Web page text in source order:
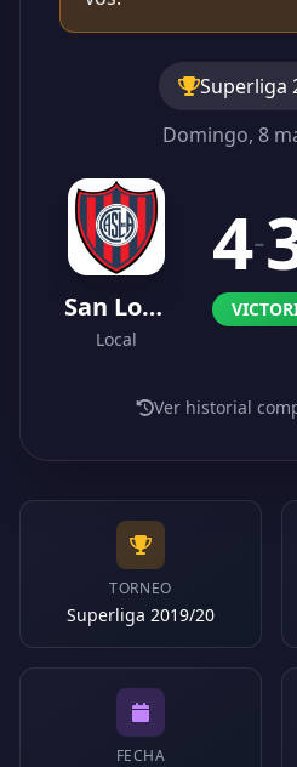
Superliga
Domingo, 8
San Lorenzo
Local
4-
Ver historial
TORNEO
Superliga 2019/20
FECHA